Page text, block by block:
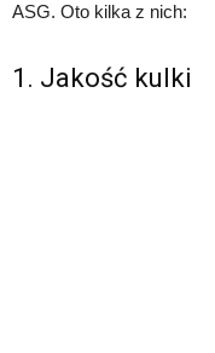
ASG. Oto kilka z nich:
1. Jakość kulki